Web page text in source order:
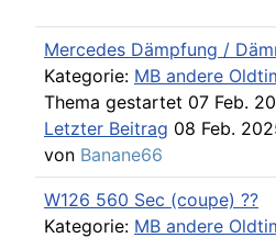
Mercedes Dämpfung /
Kategorie: MB andere
Thema gestartet 07 Feb.
Letzter Beitrag 08 Feb.
von Banane66
W126 560 Sec (coupe) ??
Kategorie: MB andere